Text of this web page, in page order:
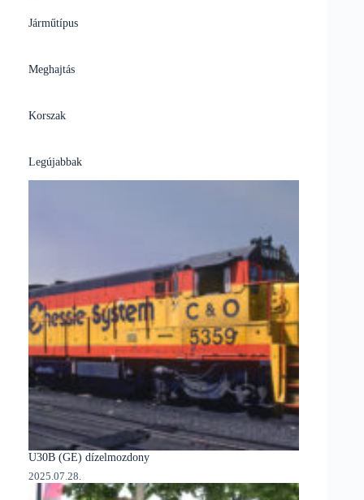
Járműtípus
Meghajtás
Korszak
Legújabbak
U30B (GE) dízelmozdony
2025.07.28.